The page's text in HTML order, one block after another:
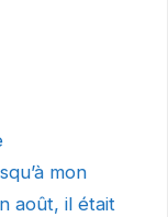
mon
août, il était